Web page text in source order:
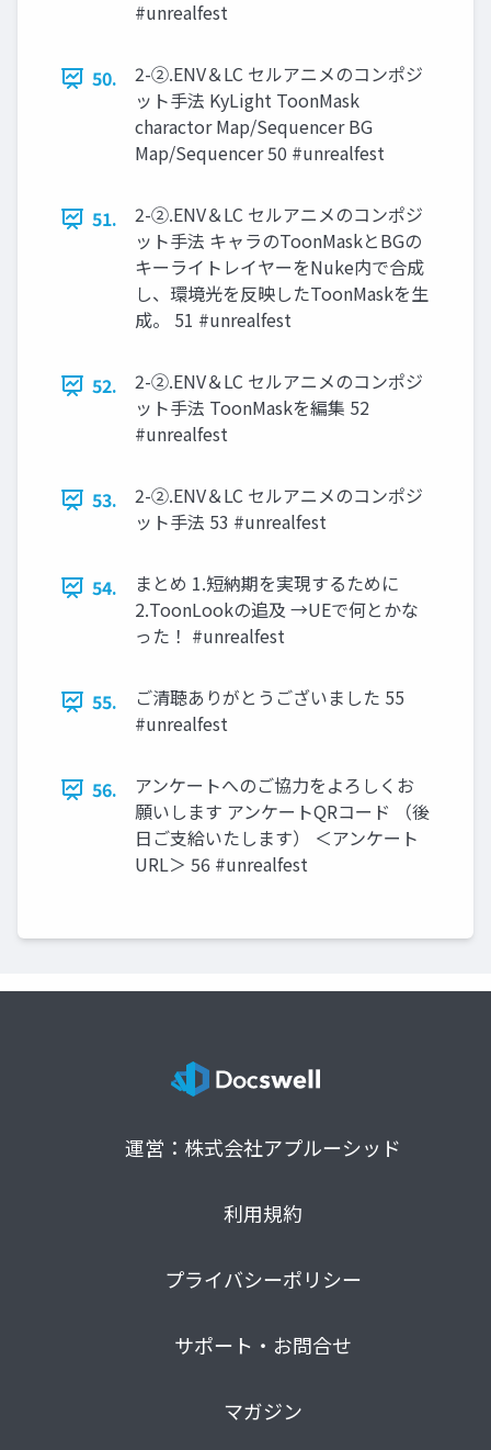
#unrealfest
50.
2-②.ENV＆LC セルアニメのコンポジ
ット手法 KyLight ToonMask
charactor Map/Sequencer BG
Map/Sequencer 50 #unrealfest
51.
2-②.ENV＆LC セルアニメのコンポジ
ット手法 キャラのToonMaskとBGの
キーライトレイヤーをNuke内で合成
し、環境光を反映したToonMaskを生
成。 51 #unrealfest
52.
2-②.ENV＆LC セルアニメのコンポジ
ット手法 ToonMaskを編集 52
#unrealfest
53.
2-②.ENV＆LC セルアニメのコンポジ
ット手法 53 #unrealfest
54.
まとめ 1.短納期を実現するために
2.ToonLookの追及 →UEで何とかな
った！ #unrealfest
55.
ご清聴ありがとうございました 55
#unrealfest
56.
アンケートへのご協力をよろしくお
願いします アンケートQRコード （後
日ご支給いたします） ＜アンケート
URL＞ 56 #unrealfest
運営：株式会社アプルーシッド
利用規約
プライバシーポリシー
サポート・お問合せ
マガジン